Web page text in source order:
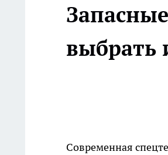
выбрать
Современная